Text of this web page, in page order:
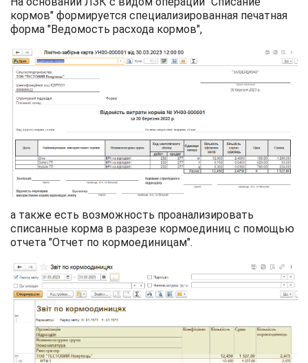
кормов" формируется специализированная печатная
форма "Ведомость расхода кормов",
а также есть возможность проанализировать
списанные корма в разрезе кормоединиц с помощью
отчета "Отчет по кормоединицам".